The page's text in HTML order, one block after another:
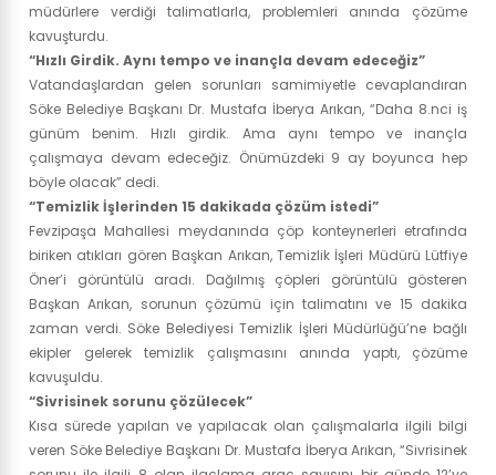
müdürlere verdiği talimatlarla, problemleri anında çözüme
kavuşturdu.
“Hızlı Girdik. Aynı tempo ve inançla devam edeceğiz”
Vatandaşlardan gelen sorunları samimiyetle cevaplandıran
Söke Belediye Başkanı Dr. Mustafa İberya Arıkan, “Daha 8.nci iş
günüm benim. Hızlı girdik. Ama aynı tempo ve inançla
çalışmaya devam edeceğiz. Önümüzdeki 9 ay boyunca hep
böyle olacak” dedi.
“Temizlik İşlerinden 15 dakikada çözüm istedi”
Fevzipaşa Mahallesi meydanında çöp konteynerleri etrafında
biriken atıkları gören Başkan Arıkan, Temizlik İşleri Müdürü Lütfiye
Öner’i görüntülü aradı. Dağılmış çöpleri görüntülü gösteren
Başkan Arıkan, sorunun çözümü için talimatını ve 15 dakika
zaman verdi. Söke Belediyesi Temizlik İşleri Müdürlüğü’ne bağlı
ekipler gelerek temizlik çalışmasını anında yaptı, çözüme
kavuşuldu.
“Sivrisinek sorunu çözülecek”
Kısa sürede yapılan ve yapılacak olan çalışmalarla ilgili bilgi
veren Söke Belediye Başkanı Dr. Mustafa İberya Arıkan, “Sivrisinek